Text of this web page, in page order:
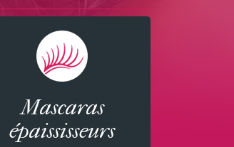
Mascaras
épaississeurs